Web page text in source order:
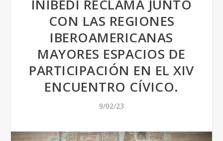
INIBEDI RECLAMA JUNTO
CON LAS REGIONES
IBEROAMERICANAS
MAYORES ESPACIOS DE
PARTICIPACIÓN EN EL XIV
ENCUENTRO CÍVICO.
9/02/23